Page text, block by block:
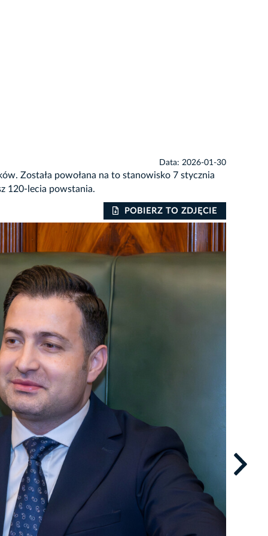
Data: 2026-01-30
Została powołana na to stanowisko 7 stycznia
120-lecia powstania.
POBIERZ TO ZDJĘCIE